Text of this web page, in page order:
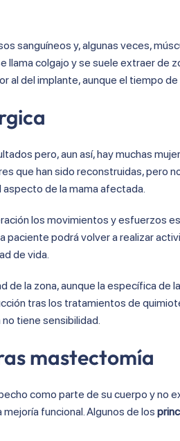
sanguíneos y, algunas veces,
colgajo y se suele extraer de
al del implante, aunque el tiempo
pero, aun así, hay muchas
que han sido reconstruidas, pero
aspecto de la mama afectada.
los movimientos y esfuerzos
paciente podrá volver a realizar
de vida.
la zona, aunque la específica de
tras los tratamientos de
tiene sensibilidad.
mastectomía
como parte de su cuerpo y no
funcional. Algunos de los